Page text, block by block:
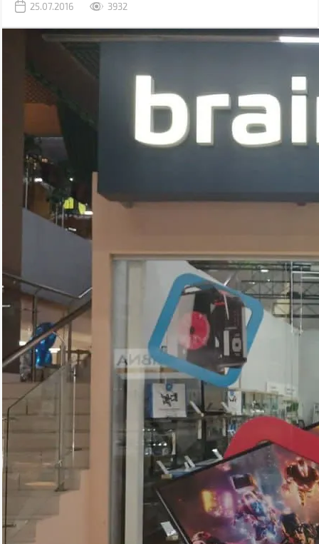
Как правило, большинство из них происходит при фотосессиях
25.07.2016 3932